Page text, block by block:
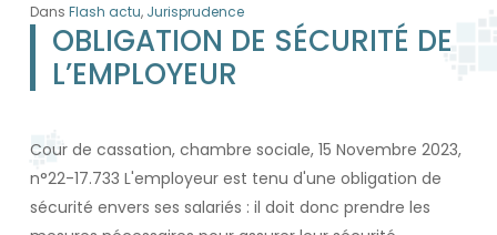
Dans Flash actu, Jurisprudence
OBLIGATION DE SÉCURITÉ DE
L’EMPLOYEUR
Cour de cassation, chambre sociale, 15 Novembre 2023,
n°22-17.733 L'employeur est tenu d'une obligation de
sécurité envers ses salariés : il doit donc prendre les